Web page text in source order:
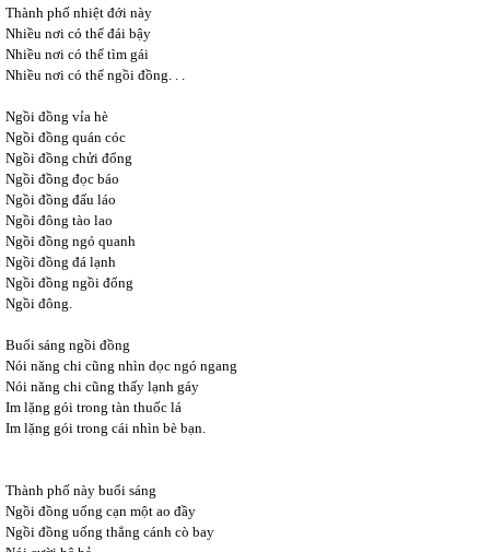
Thành phố nhiệt đới này
Nhiều nơi có thể đái bậy
Nhiều nơi có thể tìm gái
Nhiều nơi có thể ngồi đồng. . .
Ngồi đồng vỉa hè
Ngồi đồng quán cóc
Ngồi đồng chửi đổng
Ngồi đồng đọc báo
Ngồi đồng đấu láo
Ngồi đông tào lao
Ngồi đồng ngó quanh
Ngồi đồng đá lạnh
Ngồi đồng ngồi đổng
Ngồi đông.
Buổi sáng ngồi đồng
Nói năng chi cũng nhìn dọc ngó ngang
Nói năng chi cũng thấy lạnh gáy
Im lặng gói trong tàn thuốc lá
Im lặng gói trong cái nhìn bè bạn.
Thành phố này buổi sáng
Ngồi đồng uống cạn một ao đầy
Ngồi đồng uống thẳng cánh cò bay